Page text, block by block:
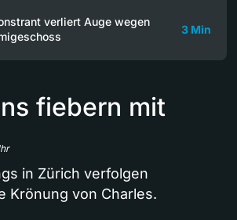
verliert Auge wegen
3 Min
fiebern mit
in Zürich verfolgen
Krönung von Charles.